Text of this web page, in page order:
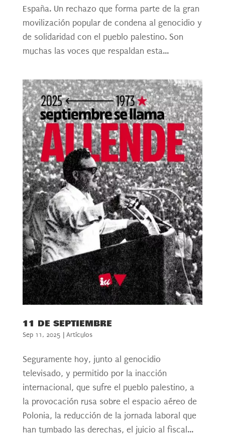
España. Un rechazo que forma parte de la gran
movilización popular de condena al genocidio y
de solidaridad con el pueblo palestino. Son
muchas las voces que respaldan esta...
11 DE SEPTIEMBRE
Sep 11, 2025 | Artículos
Seguramente hoy, junto al genocidio
televisado, y permitido por la inacción
internacional, que sufre el pueblo palestino, a
la provocación rusa sobre el espacio aéreo de
Polonia, la reducción de la jornada laboral que
han tumbado las derechas, el juicio al fiscal...